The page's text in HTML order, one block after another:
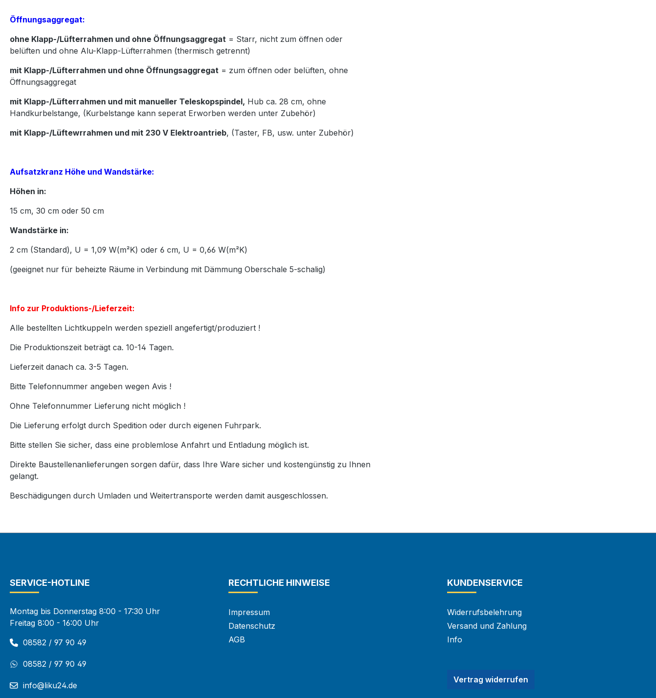
Öffnungsaggregat:
ohne Klapp-/Lüfterrahmen und ohne Öffnungsaggregat = Starr, nicht zum öffnen oder
belüften und ohne Alu-Klapp-Lüfterrahmen (thermisch getrennt)
mit Klapp-/Lüfterrahmen und ohne Öffnungsaggregat = zum öffnen oder belüften, ohne
Öffnungsaggregat
mit Klapp-/Lüfterrahmen und mit manueller Teleskopspindel, Hub ca. 28 cm, ohne
Handkurbelstange, (Kurbelstange kann seperat Erworben werden unter Zubehör)
mit Klapp-/Lüftewrrahmen und mit 230 V Elektroantrieb, (Taster, FB, usw. unter Zubehör)
Aufsatzkranz Höhe und Wandstärke:
Höhen in:
15 cm, 30 cm oder 50 cm
Wandstärke in:
2 cm (Standard), U = 1,09 W(m²K) oder 6 cm, U = 0,66 W(m²K)
(geeignet nur für beheizte Räume in Verbindung mit Dämmung Oberschale 5-schalig)
Info zur Produktions-/Lieferzeit:
Alle bestellten Lichtkuppeln werden speziell angefertigt/produziert !
Die Produktionszeit beträgt ca. 10-14 Tagen.
Lieferzeit danach ca. 3-5 Tagen.
Bitte Telefonnummer angeben wegen Avis !
Ohne Telefonnummer Lieferung nicht möglich !
Die Lieferung erfolgt durch Spedition oder durch eigenen Fuhrpark.
Bitte stellen Sie sicher, dass eine problemlose Anfahrt und Entladung möglich ist.
Direkte Baustellenanlieferungen sorgen dafür, dass Ihre Ware sicher und kostengünstig zu Ihnen
gelangt.
Beschädigungen durch Umladen und Weitertransporte werden damit ausgeschlossen.
SERVICE-HOTLINE
Montag bis Donnerstag 8:00 - 17:30 Uhr
Freitag 8:00 - 16:00 Uhr
08582 / 97 90 49
08582 / 97 90 49
info@liku24.de
RECHTLICHE HINWEISE
Impressum
Datenschutz
AGB
KUNDENSERVICE
Widerrufsbelehrung
Versand und Zahlung
Info
Vertrag widerrufen